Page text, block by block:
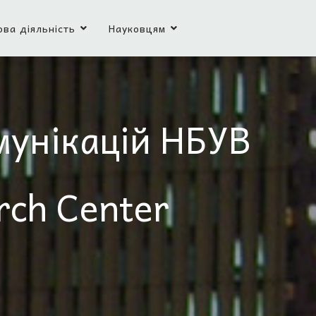
діяльність Науковцям
НБУВ
Center